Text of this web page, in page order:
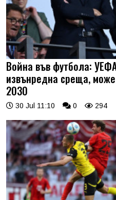
Война във футбола:
извънредна среща,
2030
30 Jul 11:10 0 294